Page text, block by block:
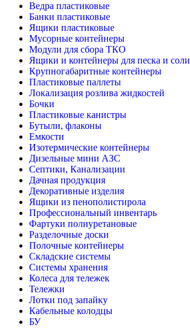
Ведра пластиковые
Банки пластиковые
Ящики пластиковые
Мусорные контейнеры
Модули для сбора ТКО
Ящики и контейнеры для песка и соли
Крупногабаритные контейнеры
Пластиковые паллеты
Локализация розлива жидкостей
Бочки
Пластиковые канистры
Бутыли, флаконы
Емкости
Изотермические контейнеры
Дизельные мини АЗС
Септики, Канализации
Дачная продукция
Декоративные изделия
Ящики из пенополистирола
Профессиональный инвентарь
Фартуки полиуретановые
Разделочные доски
Полочные контейнеры
Складские системы
Системы хранения
Колеса для тележек
Тележки
Лотки под запайку
Кабельные колодцы
БУ